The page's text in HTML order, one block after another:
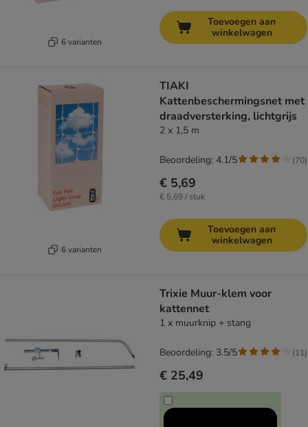
6 varianten
Toevoegen aan
winkelwagen
6 varianten
TIAKI
Kattenbeschermingsnet met
draadversterking, lichtgrijs
2 x 1,5 m
€ 5,69
€ 5,69 / stuk
Beoordeling: 4.1/5 (70)
Toevoegen aan
winkelwagen
Trixie Muur-klem voor
kattennet
1 x muurknip + stang
€ 25,49
Beoordeling: 3.5/5 (11)